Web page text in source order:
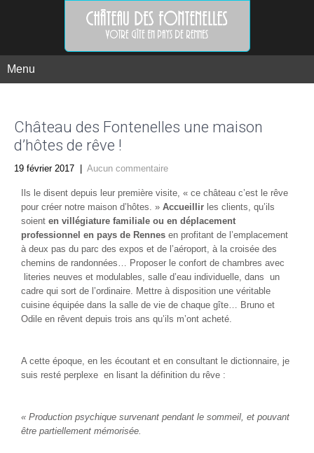
Menu
Château des Fontenelles une maison
d’hôtes de rêve !
19 février 2017 Aucun commentaire
Ils le disent depuis leur première visite, « ce château c’est le rêve
pour créer notre maison d’hôtes. » Accueillir les clients, qu’ils
soient en villégiature familiale ou en déplacement
professionnel en pays de Rennes en profitant de l’emplacement
à deux pas du parc des expos et de l’aéroport, à la croisée des
chemins de randonnées… Proposer le confort de chambres avec
literies neuves et modulables, salle d’eau individuelle, dans un
cadre qui sort de l’ordinaire. Mettre à disposition une véritable
cuisine équipée dans la salle de vie de chaque gîte… Bruno et
Odile en rêvent depuis trois ans qu’ils m’ont acheté.
A cette époque, en les écoutant et en consultant le dictionnaire, je
suis resté perplexe en lisant la définition du rêve :
« Production psychique survenant pendant le sommeil, et pouvant
être partiellement mémorisée.